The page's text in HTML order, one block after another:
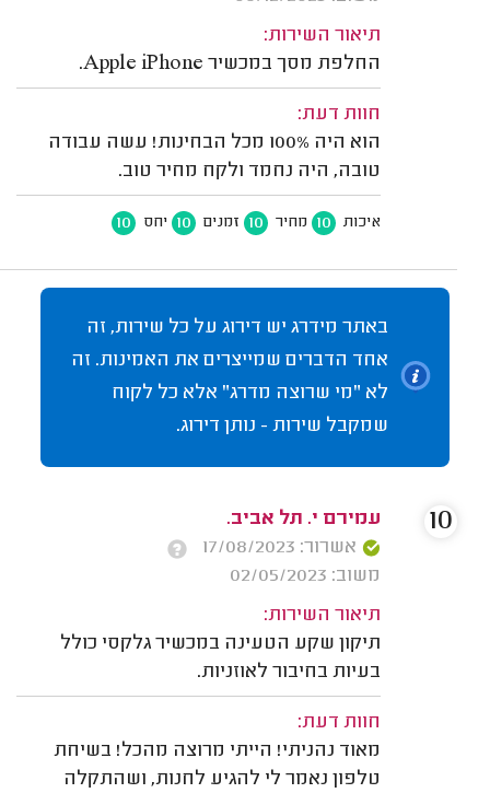
תיאור השירות:
החלפת מסך במכשיר Apple iPhone.
חוות דעת:
הוא היה 100% מכל הבחינות! עשה עבודה
טובה, היה נחמד ולקח מחיר טוב.
איכות 10 מחיר 10 זמנים 10 יחס 10
באתר מידרג יש דירוג על כל שירות, זה
אחד הדברים שמייצרים את האמינות. זה
לא "מי שרוצה מדרג" אלא כל לקוח
שמקבל שירות - נותן דירוג.
עמירם י. תל אביב.
אשרור: 17/08/2023
משוב: 02/05/2023
תיאור השירות:
תיקון שקע הטעינה במכשיר גלקסי כולל
בעיות בחיבור לאוזניות.
חוות דעת:
מאוד נהניתי! הייתי מרוצה מהכל! בשיחת
טלפון נאמר לי להגיע לחנות, ושהתקלה
10